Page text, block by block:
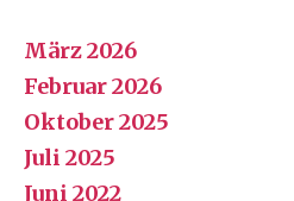
März 2026
Februar 2026
Oktober 2025
Juli 2025
Juni 2022